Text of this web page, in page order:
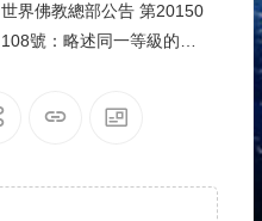
世界佛教總部公告 第20150
108號：略述同一等級的聖